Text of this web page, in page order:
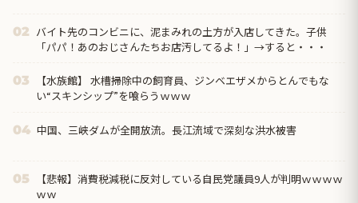
02 バイト先のコンビニに、泥まみれの土方が入店してきた。子供
「パパ！あのおじさんたちお店汚してるよ！」→すると・・・
03
【水族館】 水槽掃除中の飼育員、ジンベエザメからとんでもな
い“スキンシップ”を喰らうｗｗｗ
04 中国、三峡ダムが全開放流。長江流域で深刻な洪水被害
05
【悲報】消費税減税に反対している自民党議員9人が判明ｗｗｗｗ
ｗｗ